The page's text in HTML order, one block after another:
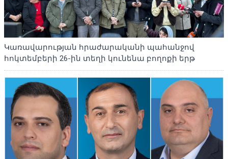
Կառավարության հրաժարականի պահանջով
հոկտեմբերի 26-ին տեղի կունենա բողոքի երթ